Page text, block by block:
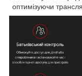
оптимізуючи